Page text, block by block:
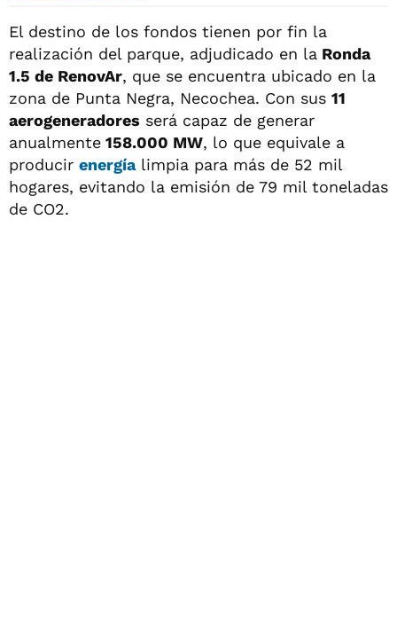
El destino de los fondos tienen por fin la
realización del parque, adjudicado en la Ronda
1.5 de RenovAr, que se encuentra ubicado en la
zona de Punta Negra, Necochea. Con sus 11
aerogeneradores será capaz de generar
anualmente 158.000 MW, lo que equivale a
producir energíalimpia para más de 52 mil
hogares, evitando la emisión de 79 mil toneladas
de CO2.